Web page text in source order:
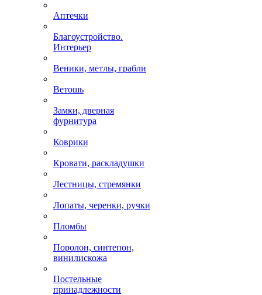
Аптечки
Благоустройство.
Интерьер
Веники, метлы, грабли
Ветошь
Замки, дверная
фурнитура
Коврики
Кровати, раскладушки
Лестницы, стремянки
Лопаты, черенки, ручки
Пломбы
Поролон, синтепон,
винилискожа
Постельные
принадлежности